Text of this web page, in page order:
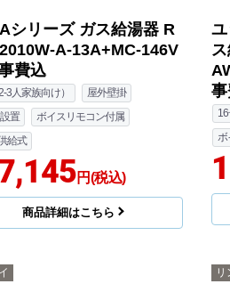
シリーズ ガス給湯器 R
A-13A+MC-146V
費込
3人家族向け）
屋外壁掛
置
ボイスリモコン付属
給式
円(税込)
商品詳細はこちら
ボ
リ